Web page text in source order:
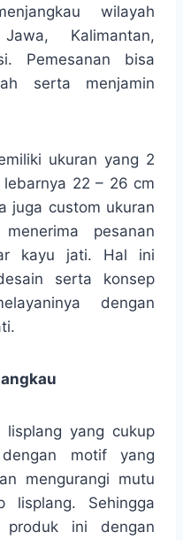
wilayah
Kalimantan,
Pemesanan bisa
serta menjamin
ukuran yang 2
22 – 26 cm
juga custom ukuran
pesanan
kayu jati. Hal ini
serta konsep
dengan
lisplang yang cukup
motif yang
mengurangi mutu
lisplang. Sehingga
produk ini dengan